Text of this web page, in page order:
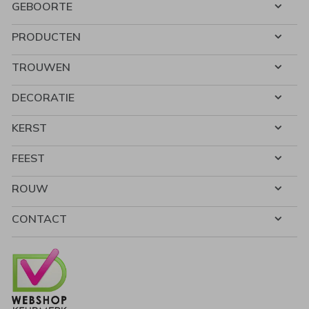
GEBOORTE
PRODUCTEN
TROUWEN
DECORATIE
KERST
FEEST
ROUW
CONTACT